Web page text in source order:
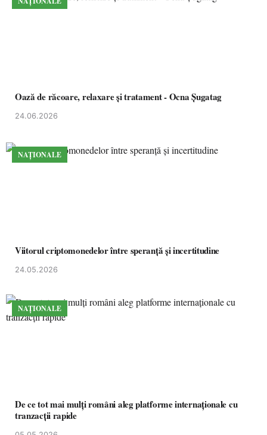
Oază de răcoare, relaxare și tratament - Ocna Șugatag
24.06.2026
NAȚIONALE
Viitorul criptomonedelor între speranță și incertitudine
24.05.2026
NAȚIONALE
De ce tot mai mulți români aleg platforme internaționale cu
tranzacții rapide